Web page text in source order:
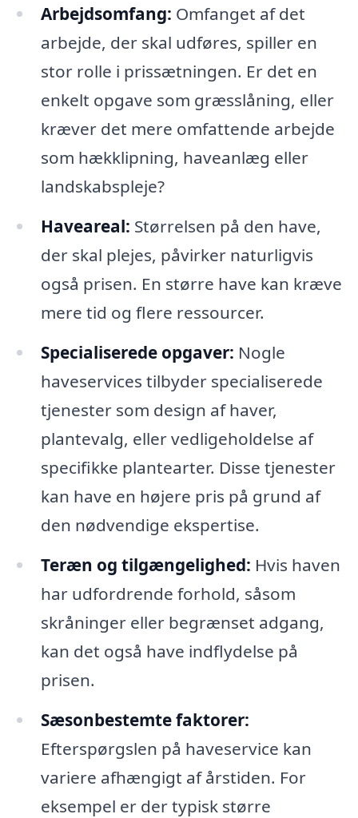
Arbejdsomfang: Omfanget af det
arbejde, der skal udføres, spiller en
stor rolle i prissætningen. Er det en
enkelt opgave som græsslåning, eller
kræver det mere omfattende arbejde
som hækklipning, haveanlæg eller
landskabspleje?
Haveareal: Størrelsen på den have,
der skal plejes, påvirker naturligvis
også prisen. En større have kan kræve
mere tid og flere ressourcer.
Specialiserede opgaver: Nogle
haveservices tilbyder specialiserede
tjenester som design af haver,
plantevalg, eller vedligeholdelse af
specifikke plantearter. Disse tjenester
kan have en højere pris på grund af
den nødvendige ekspertise.
Teræn og tilgængelighed: Hvis haven
har udfordrende forhold, såsom
skråninger eller begrænset adgang,
kan det også have indflydelse på
prisen.
Sæsonbestemte faktorer:
Efterspørgslen på haveservice kan
variere afhængigt af årstiden. For
eksempel er der typisk større